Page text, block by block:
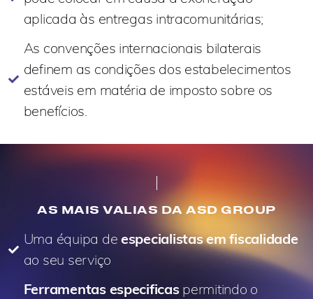
aplicada às entregas intracomunitárias;​
As convenções internacionais bilaterais
definem as condições dos estabelecimentos
estáveis em matéria de imposto sobre os
benefícios.​
AS MAIS VALIAS DA ASD GROUP
Uma équipa de especialistas em fiscalidade
ao seu serviço
Ferramentas especificaspermitindo o